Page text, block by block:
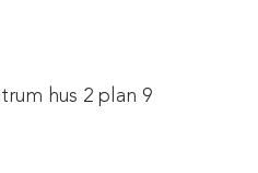
hus 2 plan 9